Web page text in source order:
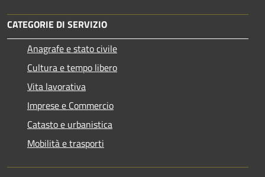
CATEGORIE DI SERVIZIO
Anagrafe e stato civile
Cultura e tempo libero
Vita lavorativa
Imprese e Commercio
Catasto e urbanistica
Mobilità e trasporti